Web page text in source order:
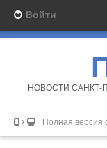
Войти
НОВОСТИ САНКТ-
Полная версия